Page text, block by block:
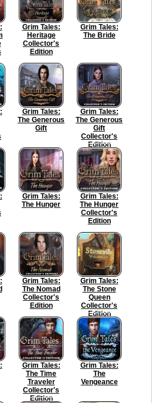
Grim Tales:
Heritage
Collector's
Edition
Grim Tales:
The Bride
Grim Tales:
The Generous
Gift
Grim Tales:
The Generous
Gift
Collector's
Edition
Grim Tales:
The Hunger
Grim Tales:
The Hunger
Collector's
Edition
Grim Tales:
The Nomad
Collector's
Edition
Grim Tales:
The Stone
Queen
Collector's
Edition
Grim Tales:
The Time
Traveler
Collector's
Edition
Grim Tales:
The
Vengeance